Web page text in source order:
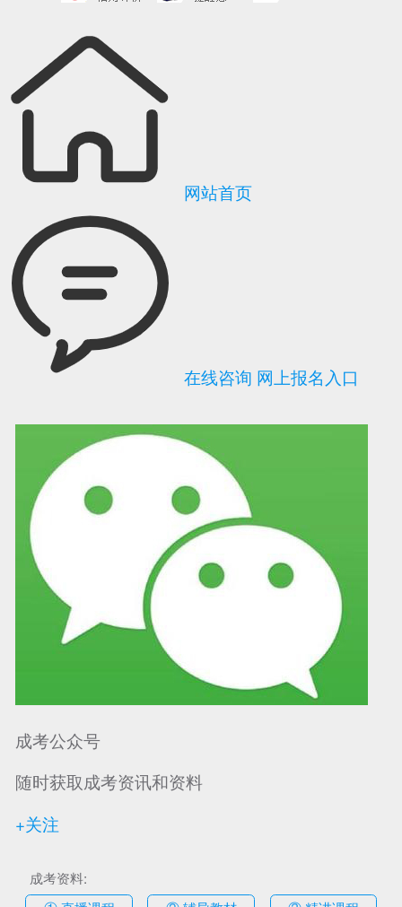
可信网站信用评 网络警察提醒你 诚信网站
网站首页
在线咨询 网上报名入口
成考公众号
随时获取成考资讯和资料
+关注
成考资料: